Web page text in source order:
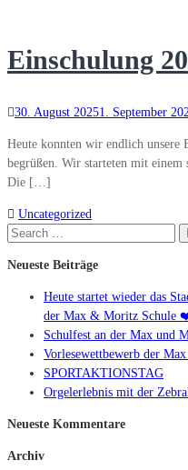
Einschulung
30. August 20251. September
Heute konnten wir endlich unsere
begrüßen. Wir starteten mit einem
Die […]
Uncategorized
Search
Neueste Beiträge
Heute startet wieder das
der Max & Moritz Schule
Schulfest an der Max und
Vorlesewettbewerb der
SPORTAKTIONSTAG
Orgelerlebnis mit der
Neueste Kommentare
Archiv